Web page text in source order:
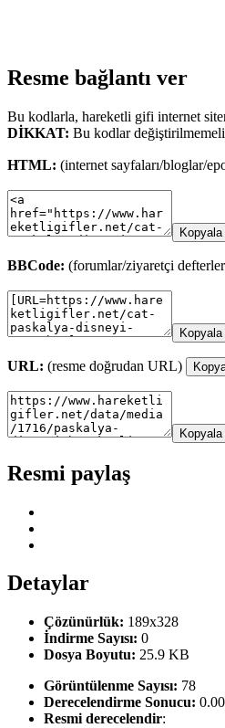
Resme bağlantı ver
Bu kodlarla, hareketli gifi internet
DİKKAT: Bu kodlar
HTML: (internet sayfaları/bloglar/
Kopyala
BBCode: (forumlar/ziyaretçi
Kopyala
URL: (resme doğrudan URL)
Kopyala
Resmi paylaş
Detaylar
Çözünürlük: 189x328
İndirme Sayısı: 0
Dosya Boyutu: 25.9 KB
Görüntülenme Sayısı: 78
Derecelendirme Sonucu:
Resmi derecelendir: